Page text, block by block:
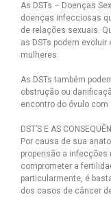
As DSTs – Doenças
doenças infecciosas
de relações sexuais.
as DSTs podem
mulheres.
As DSTs também
obstrução ou
encontro do óvulo
DST’S E AS
Por causa de sua
propensão a
comprometer a
particularmente, é
dos casos de câncer